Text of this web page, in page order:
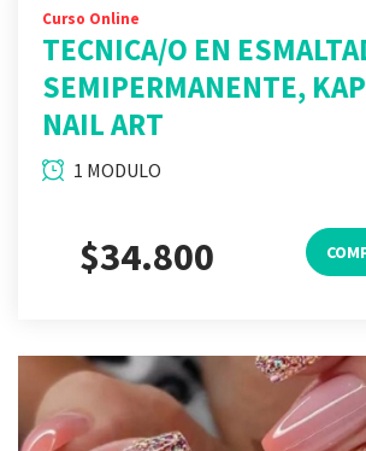
Curso Online
TECNICA/O EN
SEMIPERMANENTE,
NAIL ART
1 MODULO
$34.800